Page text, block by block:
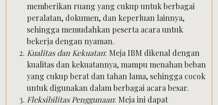
memberikan ruang yang cukup untuk berbagai
peralatan, dokumen, dan keperluan lainnya,
sehingga memudahkan peserta acara untuk
bekerja dengan nyaman.
Kualitas dan Kekuatan: Meja IBM dikenal dengan
kualitas dan kekuatannya, mampu menahan beban
yang cukup berat dan tahan lama, sehingga cocok
untuk digunakan dalam berbagai acara besar.
Fleksibilitas Penggunaan: Meja ini dapat